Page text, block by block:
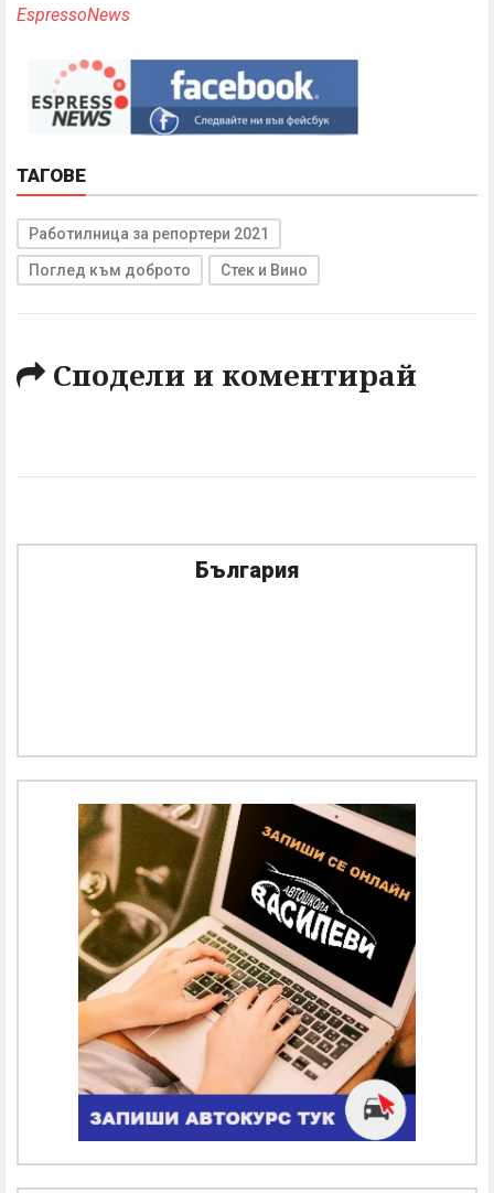
EspressoNews
ТАГОВЕ
Работилница за репортери 2021
Поглед към доброто Стек и Вино
Сподели и коментирай
България